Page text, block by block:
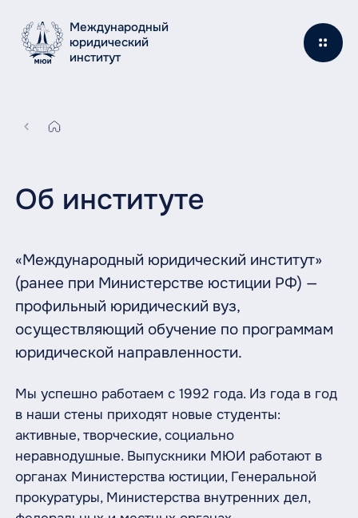
Международный
юридический
институт
Об институте
«Международный юридический институт»
(ранее при Министерстве юстиции РФ) —
профильный юридический вуз,
осуществляющий обучение по программам
юридической направленности.
Мы успешно работаем с 1992 года. Из года в год
в наши стены приходят новые студенты:
активные, творческие, социально
неравнодушные. Выпускники МЮИ работают в
органах Министерства юстиции, Генеральной
прокуратуры, Министерства внутренних дел,